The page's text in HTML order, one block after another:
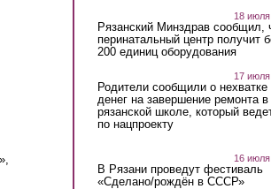
18
Рязанский Минздрав сообщил,
перинатальный центр получит
200 единиц оборудования
17
Родители сообщили о нехватке
денег на завершение ремонта в
рязанской школе, который
по нацпроекту
16
В Рязани проведут фестиваль
«Сделано/рождён в СССР»